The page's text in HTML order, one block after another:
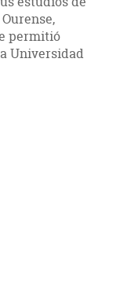
permitió
Universidad